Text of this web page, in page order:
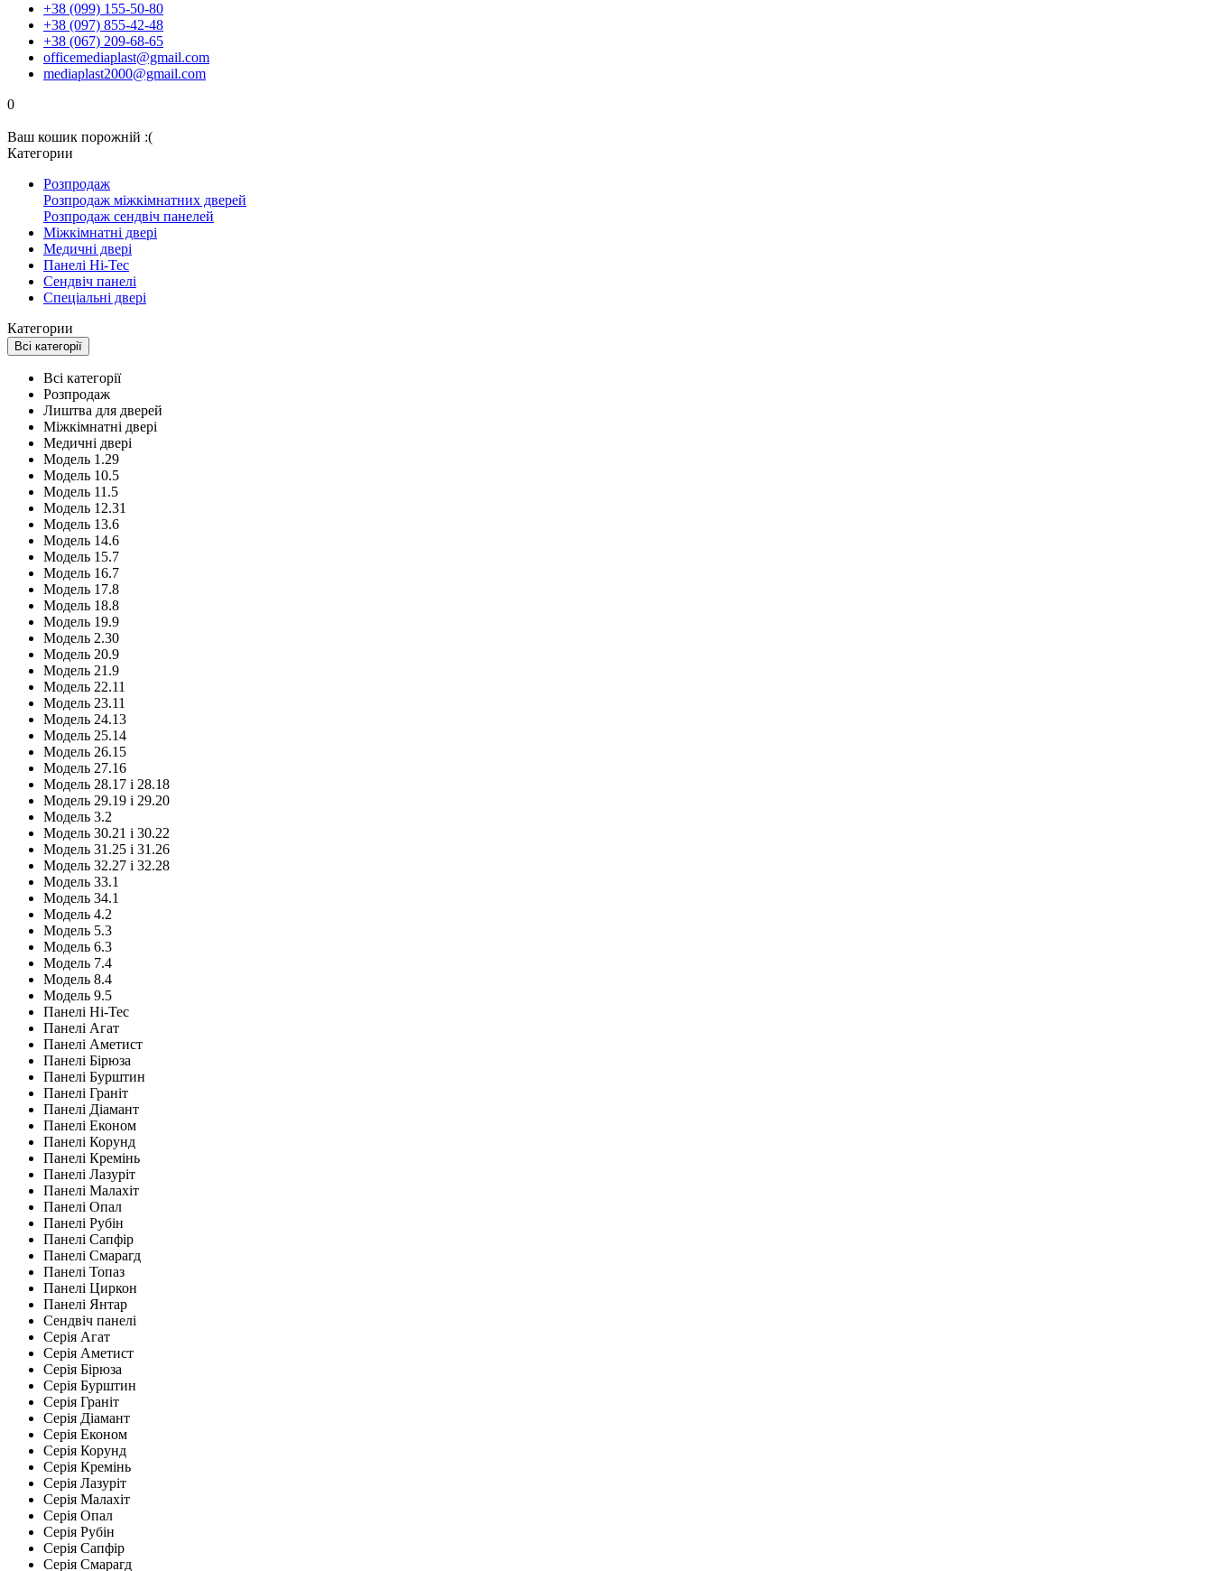
+38 (099) 155-50-80
+38 (097) 855-42-48
+38 (067) 209-68-65
officemediaplast@gmail.com
mediaplast2000@gmail.com
0
Ваш кошик порожній :(
Категории
Розпродаж
Розпродаж міжкімнатних дверей
Розпродаж сендвіч панелей
Міжкімнатні двері
Медичні двері
Панелі Hi-Tec
Сендвіч панелі
Спеціальні двері
Категории
Всі категорії
Всі категорії
Розпродаж
Лиштва для дверей
Міжкімнатні двері
Медичні двері
Модель 1.29
Модель 10.5
Модель 11.5
Модель 12.31
Модель 13.6
Модель 14.6
Модель 15.7
Модель 16.7
Модель 17.8
Модель 18.8
Модель 19.9
Модель 2.30
Модель 20.9
Модель 21.9
Модель 22.11
Модель 23.11
Модель 24.13
Модель 25.14
Модель 26.15
Модель 27.16
Модель 28.17 і 28.18
Модель 29.19 і 29.20
Модель 3.2
Модель 30.21 і 30.22
Модель 31.25 і 31.26
Модель 32.27 і 32.28
Модель 33.1
Модель 34.1
Модель 4.2
Модель 5.3
Модель 6.3
Модель 7.4
Модель 8.4
Модель 9.5
Панелі Hi-Tec
Панелі Агат
Панелі Аметист
Панелі Бірюза
Панелі Бурштин
Панелі Граніт
Панелі Діамант
Панелі Економ
Панелі Корунд
Панелі Кремінь
Панелі Лазуріт
Панелі Малахіт
Панелі Опал
Панелі Рубін
Панелі Сапфір
Панелі Смарагд
Панелі Топаз
Панелі Циркон
Панелі Янтар
Сендвіч панелі
Серія Агат
Серія Аметист
Серія Бірюза
Серія Бурштин
Серія Граніт
Серія Діамант
Серія Економ
Серія Корунд
Серія Кремінь
Серія Лазуріт
Серія Малахіт
Серія Опал
Серія Рубін
Серія Сапфір
Серія Смарагд